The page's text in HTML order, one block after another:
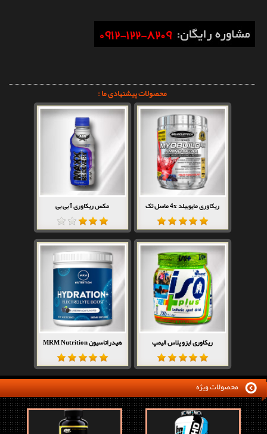
محصولات پیشنهادی ما :
ریکاوری مایوبیلد 4x ماسل تک مکس ریکاوری آ بی بی
ریکاوری ایزو پلاس الیمپ هیدراتاسیون MRM Nutrition
محصولات ویژه